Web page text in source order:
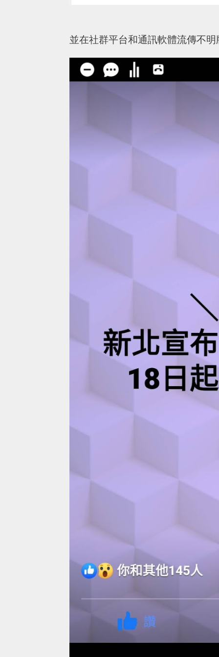
並在社群平台和通訊軟體流傳不明